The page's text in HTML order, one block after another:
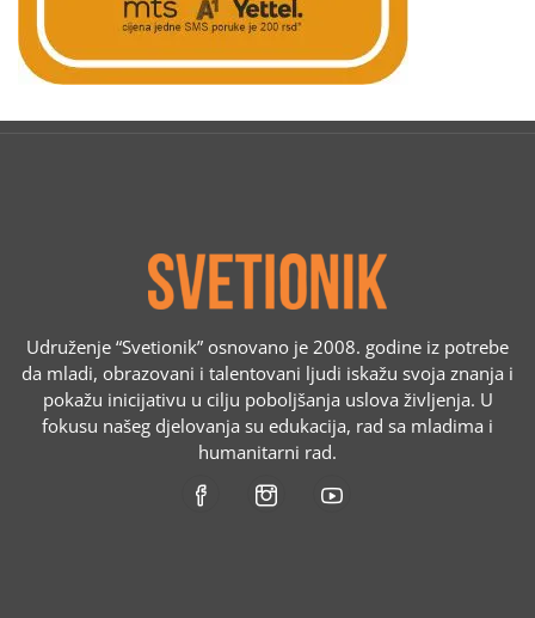
Udruženje “Svetionik” osnovano je 2008. godine iz potrebe
da mladi, obrazovani i talentovani ljudi iskažu svoja znanja i
pokažu inicijativu u cilju poboljšanja uslova življenja. U
fokusu našeg djelovanja su edukacija, rad sa mladima i
humanitarni rad.